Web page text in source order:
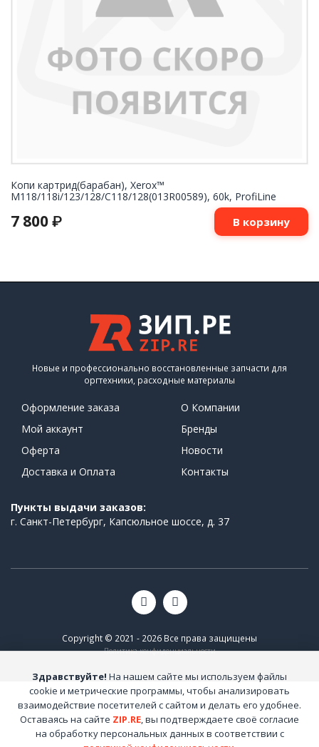
Копи картрид(барабан), Xerox™
M118/118i/123/128/C118/128(013R00589), 60k, ProfiLine
7 800 ₽ В корзину
Новые и профессионально восстановленные запчасти для
оргтехники, расходные материалы
Оформление заказа
Мой аккаунт
Оферта
Доставка и Оплата
О Компании
Бренды
Новости
Контакты
Пункты выдачи заказов:
г. Санкт-Петербург, Капсюльное шоссе, д. 37
Copyright © 2021 - 2026 Все права защищены
Политика конфиденциальности
Здравствуйте! На нашем сайте мы используем файлы
cookie и метрические программы, чтобы анализировать
взаимодействие посетителей с сайтом и делать его удобнее.
Оставаясь на сайте ZIP.RE, вы подтверждаете своё согласие
на обработку персональных данных в соответствии с